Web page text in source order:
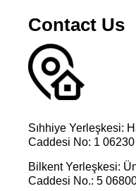
Contact Us
Sıhhiye Yerleşkesi:
Caddesi No: 1
Bilkent Yerleşkesi:
Caddesi No.: 5